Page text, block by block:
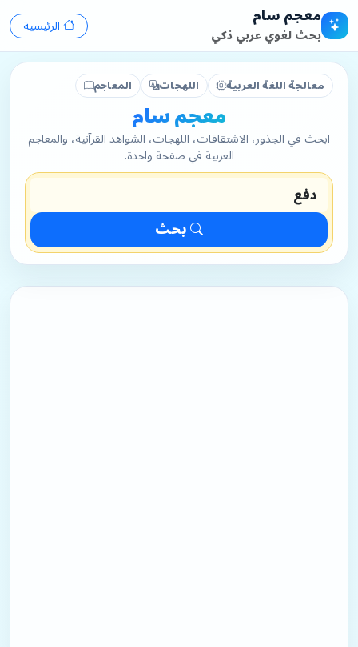
معجم سام
بحث لغوي عربي ذكي الرئيسية
معالجة اللغة العربية اللهجات المعاجم
معجم سام
ابحث في الجذور، الاشتقاقات، اللهجات، الشواهد القرآنية، والمعاجم
العربية في صفحة واحدة.
بحث